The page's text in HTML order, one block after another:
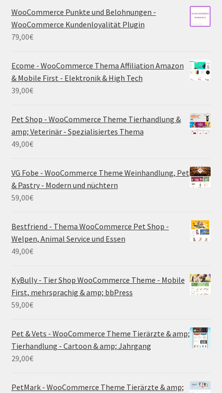
WooCommerce Punkte und Belohnungen -
WooCommerce Kundenloyalität Plugin
79,00€
Ecome - WooCommerce Thema Affiliation Amazon
& Mobile First - Elektronik & High Tech
39,00€
Pet Shop - WooCommerce Theme Tierhandlung &
amp; Veterinär - Spezialisiertes Thema
49,00€
VG Fobe - WooCommerce Theme Weinhandlung, Pet
& Pastry - Modern und nüchtern
59,00€
Bestfriend - Thema WooCommerce Pet Shop -
Welpen, Animal Service und Essen
49,00€
KyBully - Tier Shop WooCommerce Theme - Mobile
First, mehrsprachig & amp; bbPress
59,00€
Pet & Vets - WooCommerce Theme Tierärzte & amp;
Tierhandlung - Cartoon & amp; Jahrgang
29,00€
PetMark - WooCommerce Theme Tierärzte & amp;